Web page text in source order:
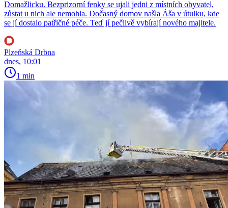
Domažlicku. Bezprizorní fenky se ujali jedni z místních obyvatel,
zůstat u nich ale nemohla. Dočasný domov našla Áša v útulku, kde
se jí dostalo patřičné péče. Teď jí pečlivě vybírají nového majitele.
Plzeňská Drbna
dnes, 10:01
1 min